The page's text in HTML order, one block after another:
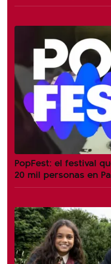
PopFest: el festival
20 mil personas en